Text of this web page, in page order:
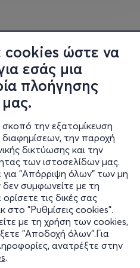
cookies ώστε να
εσάς μια
πλοήγησης
την εξατομίκευση
την παροχή
δικτύωσης και την
των ιστοσελίδων μας.
για "Απόρριψη όλων" των μη
συμφωνείτε με τη
τις δικές σας
στο "Ρυθμίσεις cookies".
με τη χρήση των cookies,
"Αποδοχή όλων".Για
ανατρέξτε στην
.
2025, λίγο πριν το
περιοδείας τους, ο
μέλος και παλμός του
αφήνοντας πίσω του ένα
ανεκτίμητη μουσική
οιFred Durst,John Otto
, αποφάσισαν να συνεχίσουν
και το ίδιο πάθος που
το μουσικό του
και κάθε συναυλία τους.
ευκαιρία να δούμε να
Νερού ένα γκρουπ
εποχή. Ετοιμαστείτε για
εμπειρία που υπόσχεται να